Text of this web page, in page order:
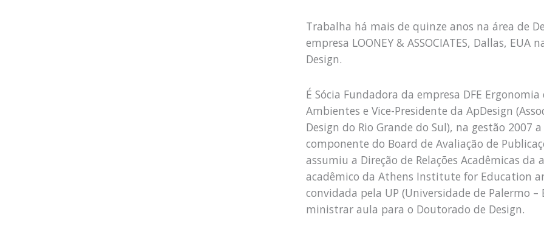
Trabalha há mais de quinze anos na área de
empresa LOONEY & ASSOCIATES, Dallas,
Design.
É Sócia Fundadora da empresa DFE
Ambientes e Vice-Presidente da ApDesign
Design do Rio Grande do Sul), na gestão 2007
componente do Board de Avaliação de
assumiu a Direção de Relações Acadêmicas da
acadêmico da Athens Institute for Education
convidada pela UP (Universidade de Palermo
ministrar aula para o Doutorado de Design.